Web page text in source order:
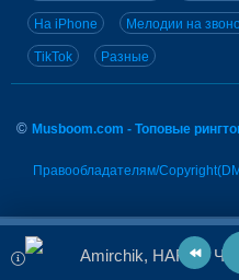
На iPhone Мелодии на
TikTok Разные
© Musboom.com - Топовые
Правообладателям/